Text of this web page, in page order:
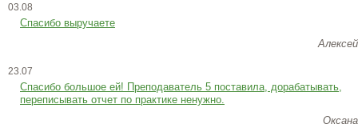
03.08
Спасибо выручаете
Алексей
23.07
Cпасибо большое ей! Преподаватель 5 поставила, дорабатывать,
переписывать отчет по практике ненужно.
Оксана